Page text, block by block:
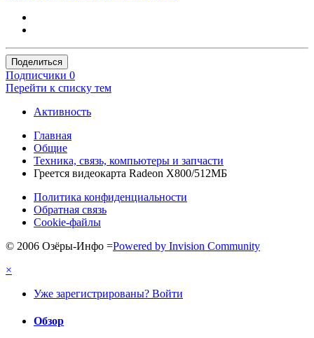
Поделиться
Подписчики 0
Перейти к списку тем
Активность
Главная
Общие
Техника, связь, компьютеры и запчасти
Греется видеокарта Radeon X800/512МБ
Политика конфиденциальности
Обратная связь
Cookie-файлы
© 2006 Озёры-Инфо =Powered by Invision Community
×
Уже зарегистрированы? Войти
Обзор